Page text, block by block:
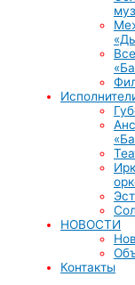
НОВОСТИ
Контакты